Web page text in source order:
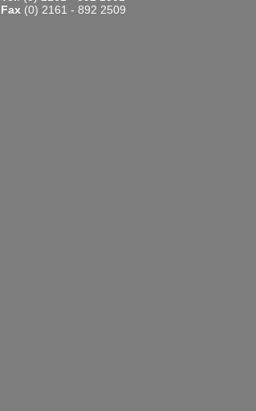
Fax (0) 2161 - 892 2509